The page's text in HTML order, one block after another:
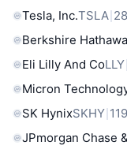
Tesla, Inc.TSLA
Berkshire
Eli Lilly And CoLLY
Micron
SK HynixSKHY
JPmorgan Chase